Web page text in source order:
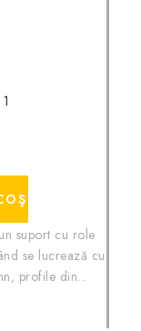
suport cu role
se lucrează cu
profile din...